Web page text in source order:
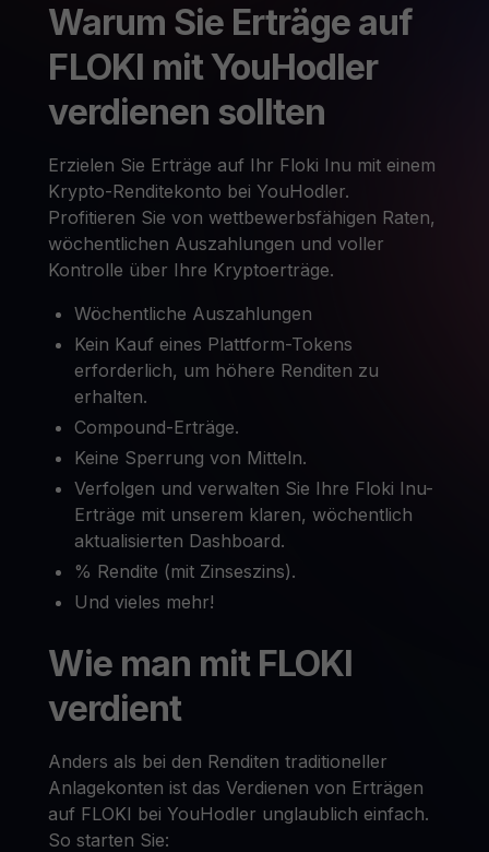
Warum Sie Erträge auf
FLOKI mit YouHodler
verdienen sollten
Erzielen Sie Erträge auf Ihr Floki Inu mit einem
Krypto-Renditekonto bei YouHodler.
Profitieren Sie von wettbewerbsfähigen Raten,
wöchentlichen Auszahlungen und voller
Kontrolle über Ihre Kryptoerträge.
Wöchentliche Auszahlungen
Kein Kauf eines Plattform-Tokens
erforderlich, um höhere Renditen zu
erhalten.
Compound-Erträge.
Keine Sperrung von Mitteln.
Verfolgen und verwalten Sie Ihre Floki Inu-
Erträge mit unserem klaren, wöchentlich
aktualisierten Dashboard.
% Rendite (mit Zinseszins).
Und vieles mehr!
Wie man mit FLOKI
verdient
Anders als bei den Renditen traditioneller
Anlagekonten ist das Verdienen von Erträgen
auf FLOKI bei YouHodler unglaublich einfach.
So starten Sie: